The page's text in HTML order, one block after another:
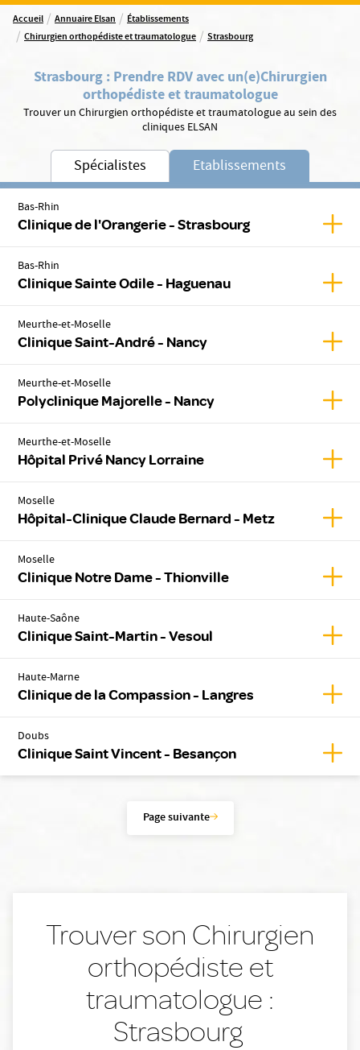
Accueil / Annuaire Elsan / Établissements
/ Chirurgien orthopédiste et traumatologue / Strasbourg
Strasbourg: Prendre RDV avec un(e)Chirurgien
orthopédiste et traumatologue
Trouver un Chirurgien orthopédiste et traumatologue au sein des
cliniques ELSAN
Spécialistes Etablissements
Bas-Rhin
Clinique de l'Orangerie - Strasbourg
Bas-Rhin
Clinique Sainte Odile - Haguenau
Meurthe-et-Moselle
Clinique Saint-André - Nancy
Meurthe-et-Moselle
Polyclinique Majorelle - Nancy
Meurthe-et-Moselle
Hôpital Privé Nancy Lorraine
Moselle
Hôpital-Clinique Claude Bernard - Metz
Moselle
Clinique Notre Dame - Thionville
Haute-Saône
Clinique Saint-Martin - Vesoul
Haute-Marne
Clinique de la Compassion - Langres
Doubs
Clinique Saint Vincent - Besançon
Page suivante
Trouver son Chirurgien
orthopédiste et
traumatologue :
Strasbourg